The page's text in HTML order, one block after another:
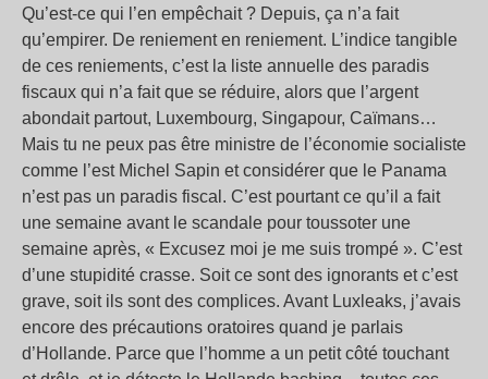
Qu’est-ce qui l’en empêchait ? Depuis, ça n’a fait
qu’empirer. De reniement en reniement. L’indice tangible
de ces reniements, c’est la liste annuelle des paradis
fiscaux qui n’a fait que se réduire, alors que l’argent
abondait partout, Luxembourg, Singapour, Caïmans…
Mais tu ne peux pas être ministre de l’économie socialiste
comme l’est Michel Sapin et considérer que le Panama
n’est pas un paradis fiscal. C’est pourtant ce qu’il a fait
une semaine avant le scandale pour toussoter une
semaine après, « Excusez moi je me suis trompé ». C’est
d’une stupidité crasse. Soit ce sont des ignorants et c’est
grave, soit ils sont des complices. Avant Luxleaks, j’avais
encore des précautions oratoires quand je parlais
d’Hollande. Parce que l’homme a un petit côté touchant